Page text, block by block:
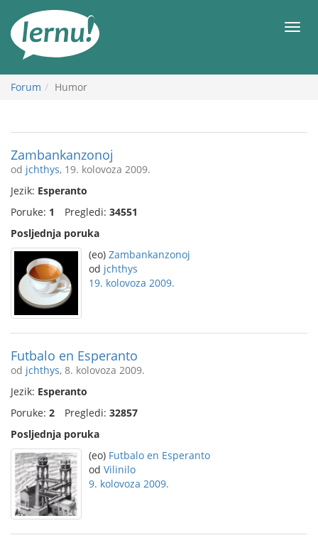
Meni
Forum Humor
Zambankanzonoj
od jchthys, 19. kolovoza 2009.
Jezik: Esperanto
Poruke: 1 Pregledi: 34551
Posljednja poruka
(eo) Zambankanzonoj
od jchthys
19. kolovoza 2009.
Futbalo en Esperanto
od jchthys, 8. kolovoza 2009.
Jezik: Esperanto
Poruke: 2 Pregledi: 32857
Posljednja poruka
(eo) Futbalo en Esperanto
od Vilinilo
9. kolovoza 2009.